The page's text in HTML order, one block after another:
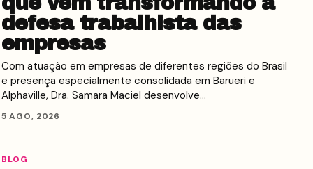
defesa trabalhista das
empresas
Com atuação em empresas de diferentes regiões do Brasil
e presença especialmente consolidada em Barueri e
Alphaville, Dra. Samara Maciel desenvolve…
5 AGO, 2026
BLOG